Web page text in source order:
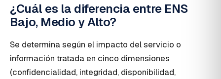
¿Cuál es la diferencia entre ENS
Bajo, Medio y Alto?
Se determina según el impacto del servicio o
información tratada en cinco dimensiones
(confidencialidad, integridad, disponibilidad,